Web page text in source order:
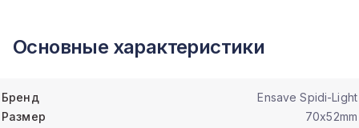
Основные характеристики
Бренд
Ensave Spidi-Light
Размер
70x52mm